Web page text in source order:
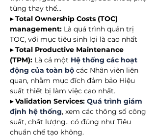
tùng thay thế…
▸ Total Ownership Costs (TOC)
management: Là quá trình quản trị
TOC, với mục tiêu sinh lợi là cao nhất
▸ Total Productive Maintenance
(TPM): Là cả một Hệ thống các hoạt
động của toàn bộ các Nhân viên liên
quan, nhằm mục đích đảm bảo Hiệu
suất thiết bị làm việc cao nhất.
▸ Validation Services: Quá trình giám
định hệ thống, xem các thông số công
suất, chất lượng.. có đúng như Tiêu
chuẩn chế tạo không.